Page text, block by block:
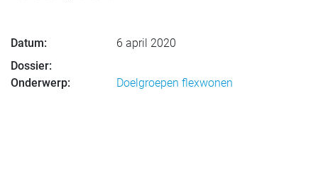
Datum:
6 april 2020
Dossier:
Onderwerp:
Doelgroepen flexwonen